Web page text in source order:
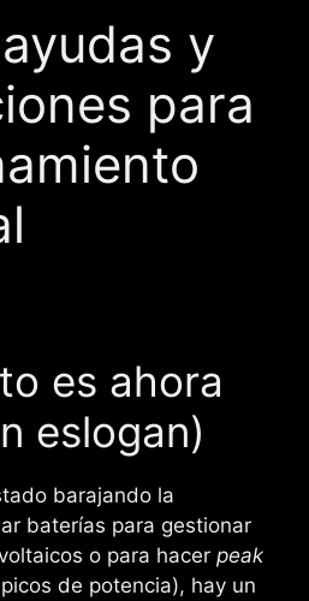
y
para
es ahora
eslogan)
barajando la
baterías para gestionar
o para hacer peak
de potencia), hay un